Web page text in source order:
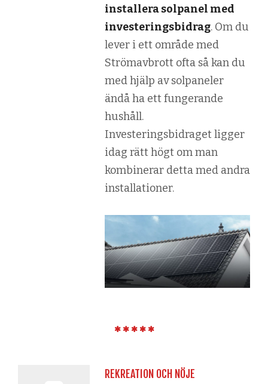
installera solpanel med
investeringsbidrag. Om du
lever i ett område med
Strömavbrott ofta så kan du
med hjälp av solpaneler
ändå ha ett fungerande
hushåll.
Investeringsbidraget ligger
idag rätt högt om man
kombinerar detta med andra
installationer.
REKREATION OCH NÖJE